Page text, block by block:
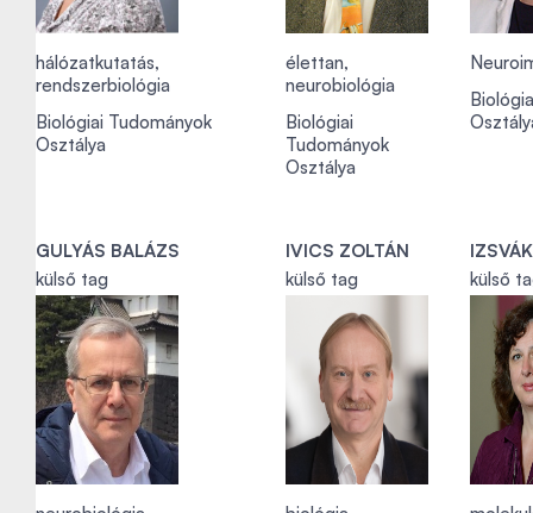
hálózatkutatás,
rendszerbiológia
Biológiai Tudományok
Osztálya
élettan,
neurobiológia
Biológiai
Tudományok
Osztálya
GULYÁS BALÁZS
külső tag
IVICS ZOLTÁN
külső tag
külső